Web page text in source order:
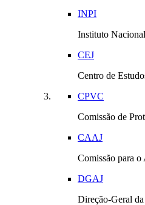
INPI
Instituto
CEJ
Centro de
CPVC
Comissão de
CAAJ
Comissão para
DGAJ
Direção-Geral